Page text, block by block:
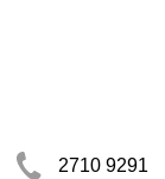
2710 9291